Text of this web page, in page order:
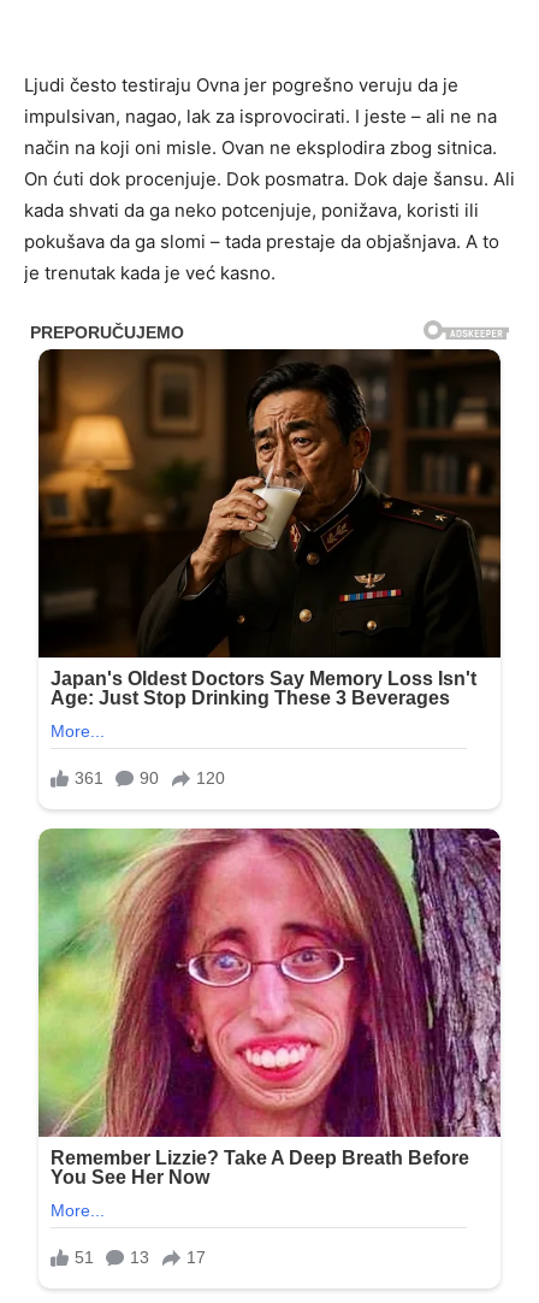
Ljudi često testiraju Ovna jer pogrešno veruju da je
impulsivan, nagao, lak za isprovocirati. I jeste – ali ne na
način na koji oni misle. Ovan ne eksplodira zbog sitnica.
On ćuti dok procenjuje. Dok posmatra. Dok daje šansu. Ali
kada shvati da ga neko potcenjuje, ponižava, koristi ili
pokušava da ga slomi – tada prestaje da objašnjava. A to
je trenutak kada je već kasno.